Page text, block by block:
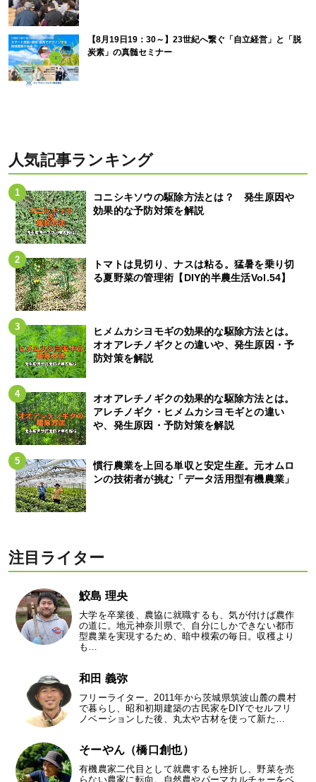
【8月19日19：30～】23世紀へ繋ぐ「自立経営」と「脱
炭素」の真髄セミナー
人気記事ランキング
コニシキソウの駆除方法とは？ 発生原因や
効果的な予防対策を解説
トマトは見切り、ナスは粘る。猛暑を乗り切
る夏野菜の管理術【DIY的半農生活Vol.54】
ヒメムカシヨモギの効果的な駆除方法とは。
オオアレチノギクとの違いや、発生原因・予
防対策を解説
オオアレチノギクの効果的な駆除方法とは。
アレチノギク・ヒメムカシヨモギとの違い
や、発生原因・予防対策を解説
慣行農業を上回る単収と安定生産。元オムロ
ンの技術者が挑む「データ活用型有機農業」
注目ライター
鮫島 理央
大学を卒業後、農協に就職するも、気が付けば農作
の道に。地元神奈川県で、自分にしかできない都市
型農業を実現するため、暗中模索の毎日。収穫より
も…
和田 義弥
フリーライター。2011年から茨城県筑波山麓の農村
で暮らし、昭和初期建築の古民家をDIYでセルフリ
ノベーションした後、丸太や古材を使って新た…
そーやん（橋口創也）
有機農家二代目として就農するも挫折し、野菜を売
らない農家に転向。自然農やパーマカルチャーをベ